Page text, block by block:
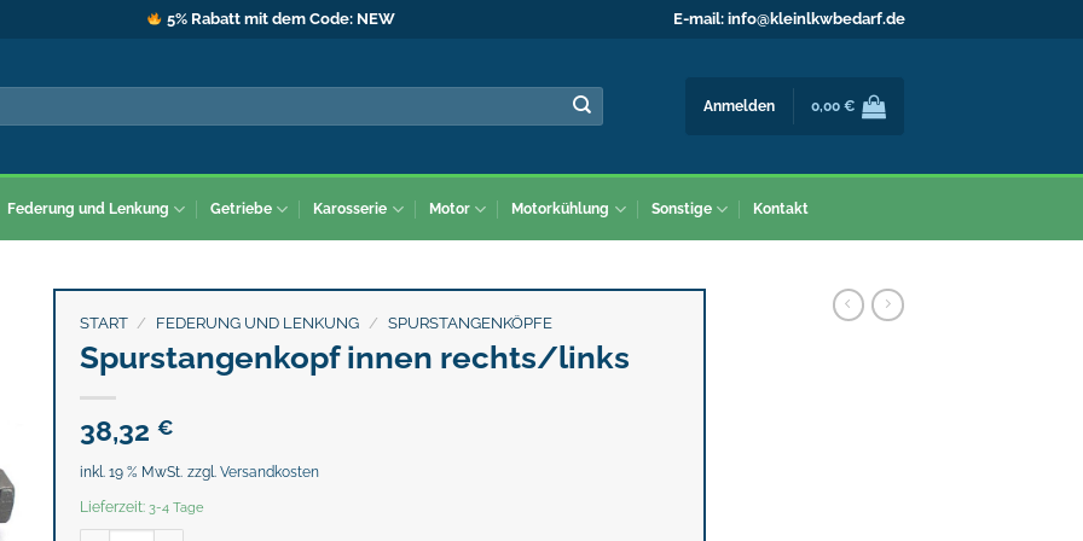
5% Rabatt mit dem Code: NEW E-mail:info@kleinlkwbedarf.de
Anmelden 0,00 €
Federung und Lenkung Getriebe Karosserie Motor Motorkühlung Sonstige Kontakt
START / FEDERUNG UND LENKUNG / SPURSTANGENKÖPFE
Spurstangenkopf innen rechts/links
38,32 €
inkl. 19 % MwSt. zzgl. Versandkosten
Lieferzeit: 3-4 Tage